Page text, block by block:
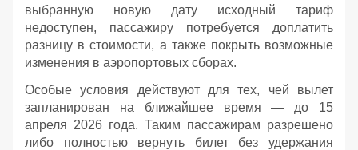
выбранную новую дату исходный тариф
недоступен, пассажиру потребуется доплатить
разницу в стоимости, а также покрыть возможные
изменения в аэропортовых сборах.
Особые условия действуют для тех, чей вылет
запланирован на ближайшее время — до 15
апреля 2026 года. Таким пассажирам разрешено
либо полностью вернуть билет без удержания